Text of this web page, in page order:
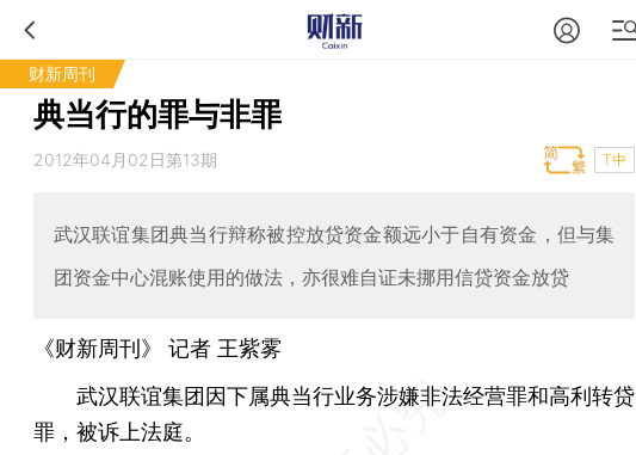
财新周刊
典当行的罪与非罪
2012年04月02日第13期 T中
武汉联谊集团典当行辩称被控放贷资金额远小于自有资金，但与集
团资金中心混账使用的做法，亦很难自证未挪用信贷资金放贷
《财新周刊》 记者 王紫雾
武汉联谊集团因下属典当行业务涉嫌非法经营罪和高利转贷
罪，被诉上法庭。